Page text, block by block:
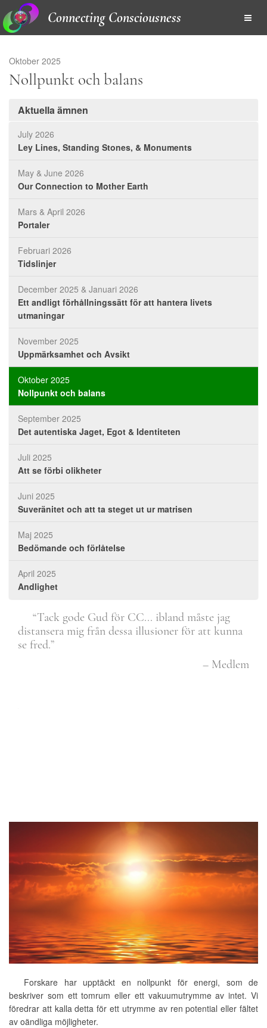
Connecting Consciousness
Oktober 2025
Nollpunkt och balans
Aktuella ämnen
July 2026
Ley Lines, Standing Stones, & Monuments
May & June 2026
Our Connection to Mother Earth
Mars & April 2026
Portaler
Februari 2026
Tidslinjer
December 2025 & Januari 2026
Ett andligt förhållningssätt för att hantera livets
utmaningar
November 2025
Uppmärksamhet och Avsikt
Oktober 2025
Nollpunkt och balans
September 2025
Det autentiska Jaget, Egot & Identiteten
Juli 2025
Att se förbi olikheter
Juni 2025
Suveränitet och att ta steget ut ur matrisen
Maj 2025
Bedömande och förlåtelse
April 2025
Andlighet
“Tack gode Gud för CC... ibland måste jag
distansera mig från dessa illusioner för att kunna
se fred.”
– Medlem
Forskare har upptäckt en nollpunkt för energi, som de
beskriver som ett tomrum eller ett vakuumutrymme av intet. Vi
föredrar att kalla detta för ett utrymme av ren potential eller fältet
av oändliga möjligheter.